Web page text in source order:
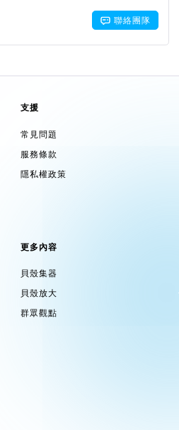
聯絡團隊
支援
常見問題
服務條款
隱私權政策
更多內容
貝殼集器
貝殼放大
群眾觀點